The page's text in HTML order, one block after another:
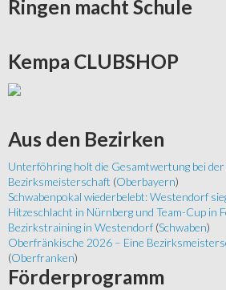
Ringen macht Schule
Kempa CLUBSHOP
Aus den Bezirken
Unterföhring holt die Gesamtwertung bei
Bezirksmeisterschaft (Oberbayern)
Schwabenpokal wiederbelebt: Westendorf
Hitzeschlacht in Nürnberg und Team-Cup in
Bezirkstraining in Westendorf (Schwaben)
Oberfränkische 2026 – Eine
(Oberfranken)
Förderprogramm